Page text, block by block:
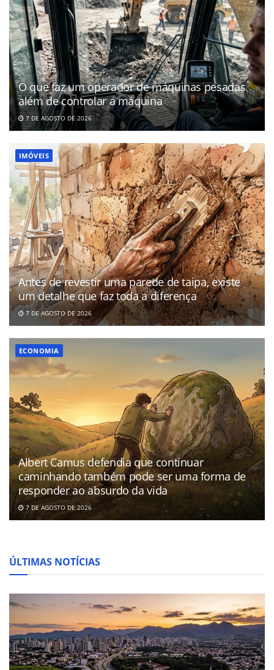
O que faz um operador de máquinas pesadas
além de controlar a máquina
7 DE AGOSTO DE 2026
IMÓVEIS
Antes de revestir uma parede de taipa, existe
um detalhe que faz toda a diferença
7 DE AGOSTO DE 2026
ECONOMIA
Albert Camus defendia que continuar
caminhando também pode ser uma forma de
responder ao absurdo da vida
7 DE AGOSTO DE 2026
ÚLTIMAS NOTÍCIAS